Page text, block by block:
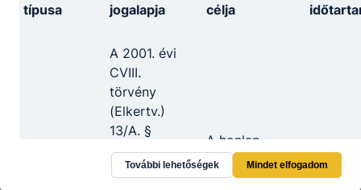
Kaposvári SZC Nagyatádi Szakképző
7500 Nagyatád, Baross G. u. 6.
KRÉTA
típusa
jogalapja
célja
A 2001. évi
CVIII.
törvény
(Elkertv.)
13/A. §
(3)
bekezdésében
A honlap
megfelelő
működésének
A
További lehetőségek Mindet elfogadom